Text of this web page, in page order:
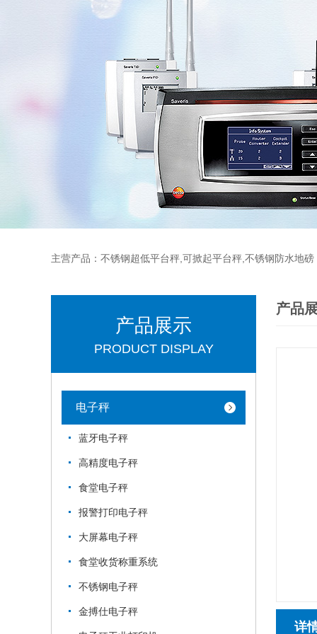
主营产品：不锈钢超低平台秤,可掀起平台秤,不锈钢防水地磅
产品展示
PRODUCT DISPLAY
电子秤
蓝牙电子秤
高精度电子秤
食堂电子秤
报警打印电子秤
大屏幕电子秤
食堂收货称重系统
不锈钢电子秤
金搏仕电子秤
产品
详